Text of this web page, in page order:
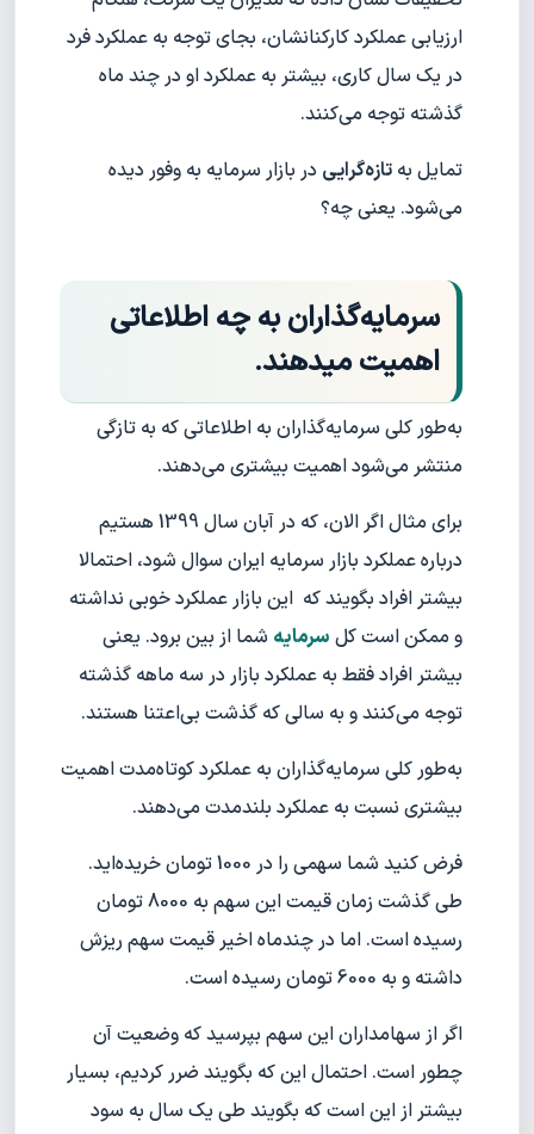
ارزیابی عملکرد کارکنانشان، بجای توجه به عملکرد فرد
در یک سال کاری، بیشتر به عملکرد او در چند ماه
گذشته توجه می‌کنند.
تمایل به تازه‌گرایی در بازار سرمایه به وفور دیده
می‌شود. یعنی چه؟
سرمایه‌گذاران به چه اطلاعاتی
اهمیت میدهند.
به‌طور کلی سرمایه‌گذاران به اطلاعاتی که به تازگی
منتشر می‌شود اهمیت بیشتری می‌دهند.
برای مثال اگر الان، که در آبان سال 1399 هستیم
درباره عملکرد بازار سرمایه ایران سوال شود، احتمالا
بیشتر افراد بگویند که این بازار عملکرد خوبی نداشته
و ممکن است کل سرمایه شما از بین برود. یعنی
بیشتر افراد فقط به عملکرد بازار در سه ماهه گذشته
توجه می‌کنند و به سالی که گذشت بی‌اعتنا هستند.
به‌طور کلی سرمایه‌گذاران به عملکرد کوتاه‌مدت اهمیت
بیشتری نسبت به عملکرد بلندمدت می‌دهند.
فرض کنید شما سهمی را در 1000 تومان خریده‌اید.
طی گذشت زمان قیمت این سهم به 8000 تومان
رسیده است. اما در چندماه اخیر قیمت سهم ریزش
داشته و به 6000 تومان رسیده است.
اگر از سهامداران این سهم بپرسید که وضعیت آن
چطور است. احتمال این که بگویند ضرر کردیم، بسیار
بیشتر از این است که بگویند طی یک سال به سود